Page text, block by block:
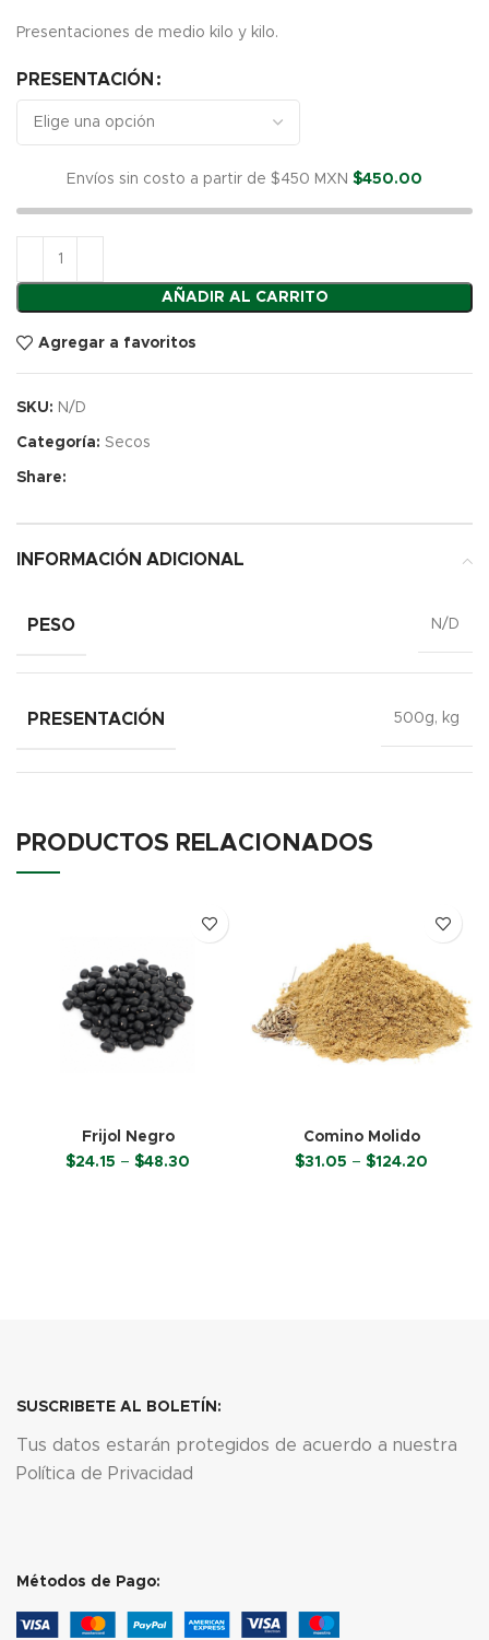
$34.50
Presentaciones de medio kilo y kilo.
PRESENTACIÓN
AÑADIR AL CARRITO
Envíos sin costo a partir de $450 MXN $450.00
Agregar a favoritos
SKU: N/D
Categoría: Secos
Share:
INFORMACIÓN ADICIONAL
PESO N/D
PRESENTACIÓN 500g, kg
PRODUCTOS RELACIONADOS
Frijol Negro
$24.15 – $48.30
Comino Molido
$31.05 – $124.20
SUSCRIBETE AL BOLETÍN:
Tus datos estarán protegidos de acuerdo a nuestra
Política de Privacidad
Métodos de Pago: